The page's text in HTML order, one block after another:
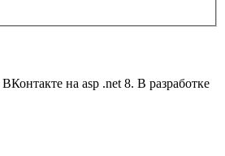
на asp .net 8. В разработке